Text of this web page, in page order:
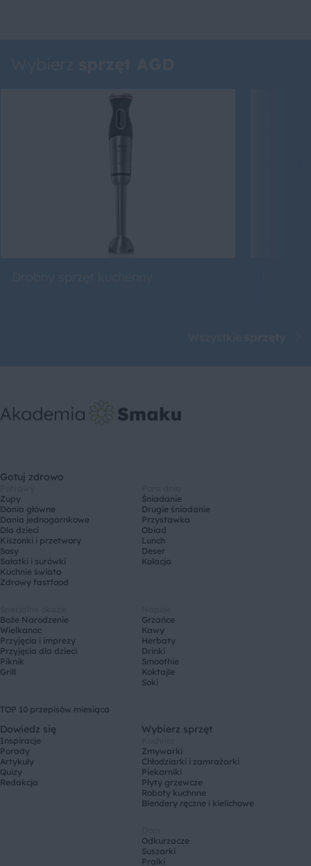
Gotuj zdrowo
Zupy
Dania główne
Dania jednogarnkowe
Dla dzieci
Kiszonki i przetwory
Sosy
Sałatki i surówki
Kuchnie świata
Zdrowy fastfood
Śniadanie
Drugie śniadanie
Przystawka
Obiad
Lunch
Deser
Kolacja
Boże Narodzenie
Wielkanoc
Przyjęcia i imprezy
Przyjęcia dla dzieci
Piknik
Grill
Grzańce
Kawy
Herbaty
Drinki
Smoothie
Koktajle
Soki
TOP 10 przepisów miesiąca
Dowiedz się
Inspiracje
Porady
Artykuły
Quizy
Redakcja
Wybierz sprzęt
Zmywarki
Chłodziarki i zamrażarki
Piekarniki
Płyty grzewcze
Roboty kuchnne
Blendery ręczne i kielichowe
Odkurzacze
Suszarki
Pralki